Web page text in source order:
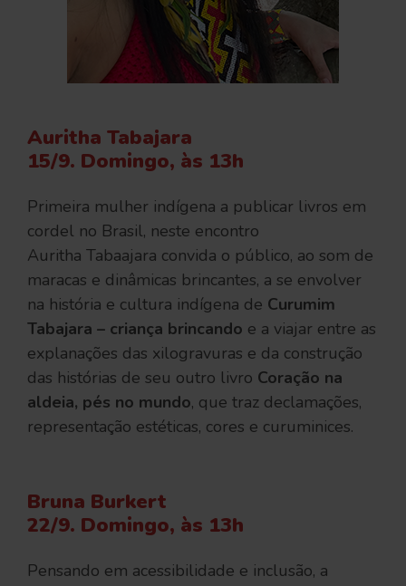
Auritha Tabajara
15/9. Domingo, às 13h
Primeira mulher indígena a publicar livros em
cordel no Brasil, neste encontro
Auritha Tabaajara convida o público, ao som de
maracas e dinâmicas brincantes, a se envolver
na história e cultura indígena de Curumim
Tabajara – criança brincando e a viajar entre as
explanações das xilogravuras e da construção
das histórias de seu outro livro Coração na
aldeia, pés no mundo, que traz declamações,
representação estéticas, cores e curuminices.
Bruna Burkert
22/9. Domingo, às 13h
Pensando em acessibilidade e inclusão, a